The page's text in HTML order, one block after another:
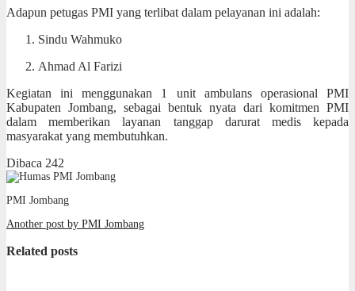
Adapun petugas PMI yang terlibat dalam pelayanan ini adalah:
Sindu Wahmuko
Ahmad Al Farizi
Kegiatan ini menggunakan 1 unit ambulans operasional PMI
Kabupaten Jombang, sebagai bentuk nyata dari komitmen PMI
dalam memberikan layanan tanggap darurat medis kepada
masyarakat yang membutuhkan.
Dibaca 242
PMI Jombang
Another post by PMI Jombang
Related posts